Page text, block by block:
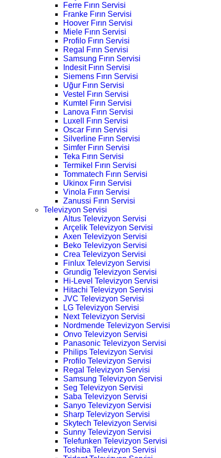
Ferre Fırın Servisi
Franke Fırın Servisi
Hoover Fırın Servisi
Miele Fırın Servisi
Profilo Fırın Servisi
Regal Fırın Servisi
Samsung Fırın Servisi
Indesit Fırın Servisi
Siemens Fırın Servisi
Uğur Fırın Servisi
Vestel Fırın Servisi
Kumtel Fırın Servisi
Lanova Fırın Servisi
Luxell Fırın Servisi
Oscar Fırın Servisi
Silverline Fırın Servisi
Simfer Fırın Servisi
Teka Fırın Servisi
Termikel Fırın Servisi
Tommatech Fırın Servisi
Ukinox Fırın Servisi
Vinola Fırın Servisi
Zanussi Fırın Servisi
Televizyon Servisi
Altus Televizyon Servisi
Arçelik Televizyon Servisi
Axen Televizyon Servisi
Beko Televizyon Servisi
Crea Televizyon Servisi
Finlux Televizyon Servisi
Grundig Televizyon Servisi
Hi-Level Televizyon Servisi
Hitachi Televizyon Servisi
JVC Televizyon Servisi
LG Televizyon Servisi
Next Televizyon Servisi
Nordmende Televizyon Servisi
Onvo Televizyon Servisi
Panasonic Televizyon Servisi
Philips Televizyon Servisi
Profilo Televizyon Servisi
Regal Televizyon Servisi
Samsung Televizyon Servisi
Seg Televizyon Servisi
Saba Televizyon Servisi
Sanyo Televizyon Servisi
Sharp Televizyon Servisi
Skytech Televizyon Servisi
Sunny Televizyon Servisi
Telefunken Televizyon Servisi
Toshiba Televizyon Servisi